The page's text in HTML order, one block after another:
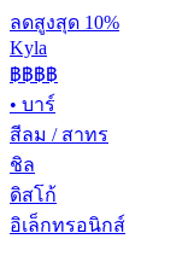
ลดสูงสุด 10%
Kyla
฿฿฿฿
• บาร์
สีลม / สาทร
ชิล
ดิสโก้
อิเล็กทรอนิกส์